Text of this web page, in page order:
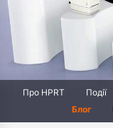
Про HPRT Події
Блог